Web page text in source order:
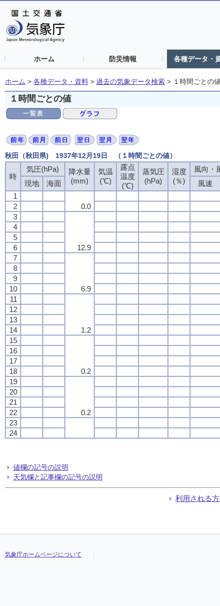
ホーム 防災情報 各種データ・
ホーム > 各種データ・資料 > 過去の気象データ検索 > １時間ごとの
１時間ごとの値
秋田（秋田県) 1937年12月19日 （１時間ごとの値）
時
気圧(hPa)
降水量
(mm)
気温
(℃)
露点
温度
(℃)
蒸気圧
(hPa)
湿度
(％)
風向・
現地
海面
風速
1
0.0
2
3
12.9
4
5
6
7
6.9
8
9
10
11
1.2
12
13
14
15
0.2
16
17
18
19
0.2
20
21
22
23
24
値欄の記号の説明
天気欄と記事欄の記号の説明
利用される
気象庁ホームページについて